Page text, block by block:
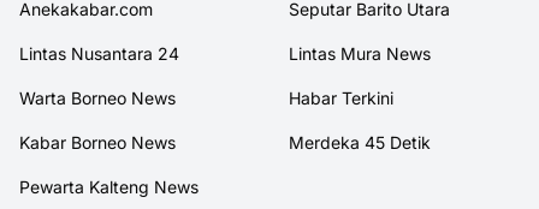
Anekakabar.com Seputar Barito Utara
Lintas Nusantara 24 Lintas Mura News
Warta Borneo News Habar Terkini
Kabar Borneo News Merdeka 45 Detik
Pewarta Kalteng News